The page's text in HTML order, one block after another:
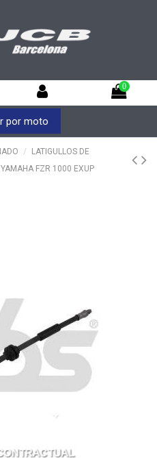
0
por moto
LATIGULLOS DE
YAMAHA FZR 1000 EXUP